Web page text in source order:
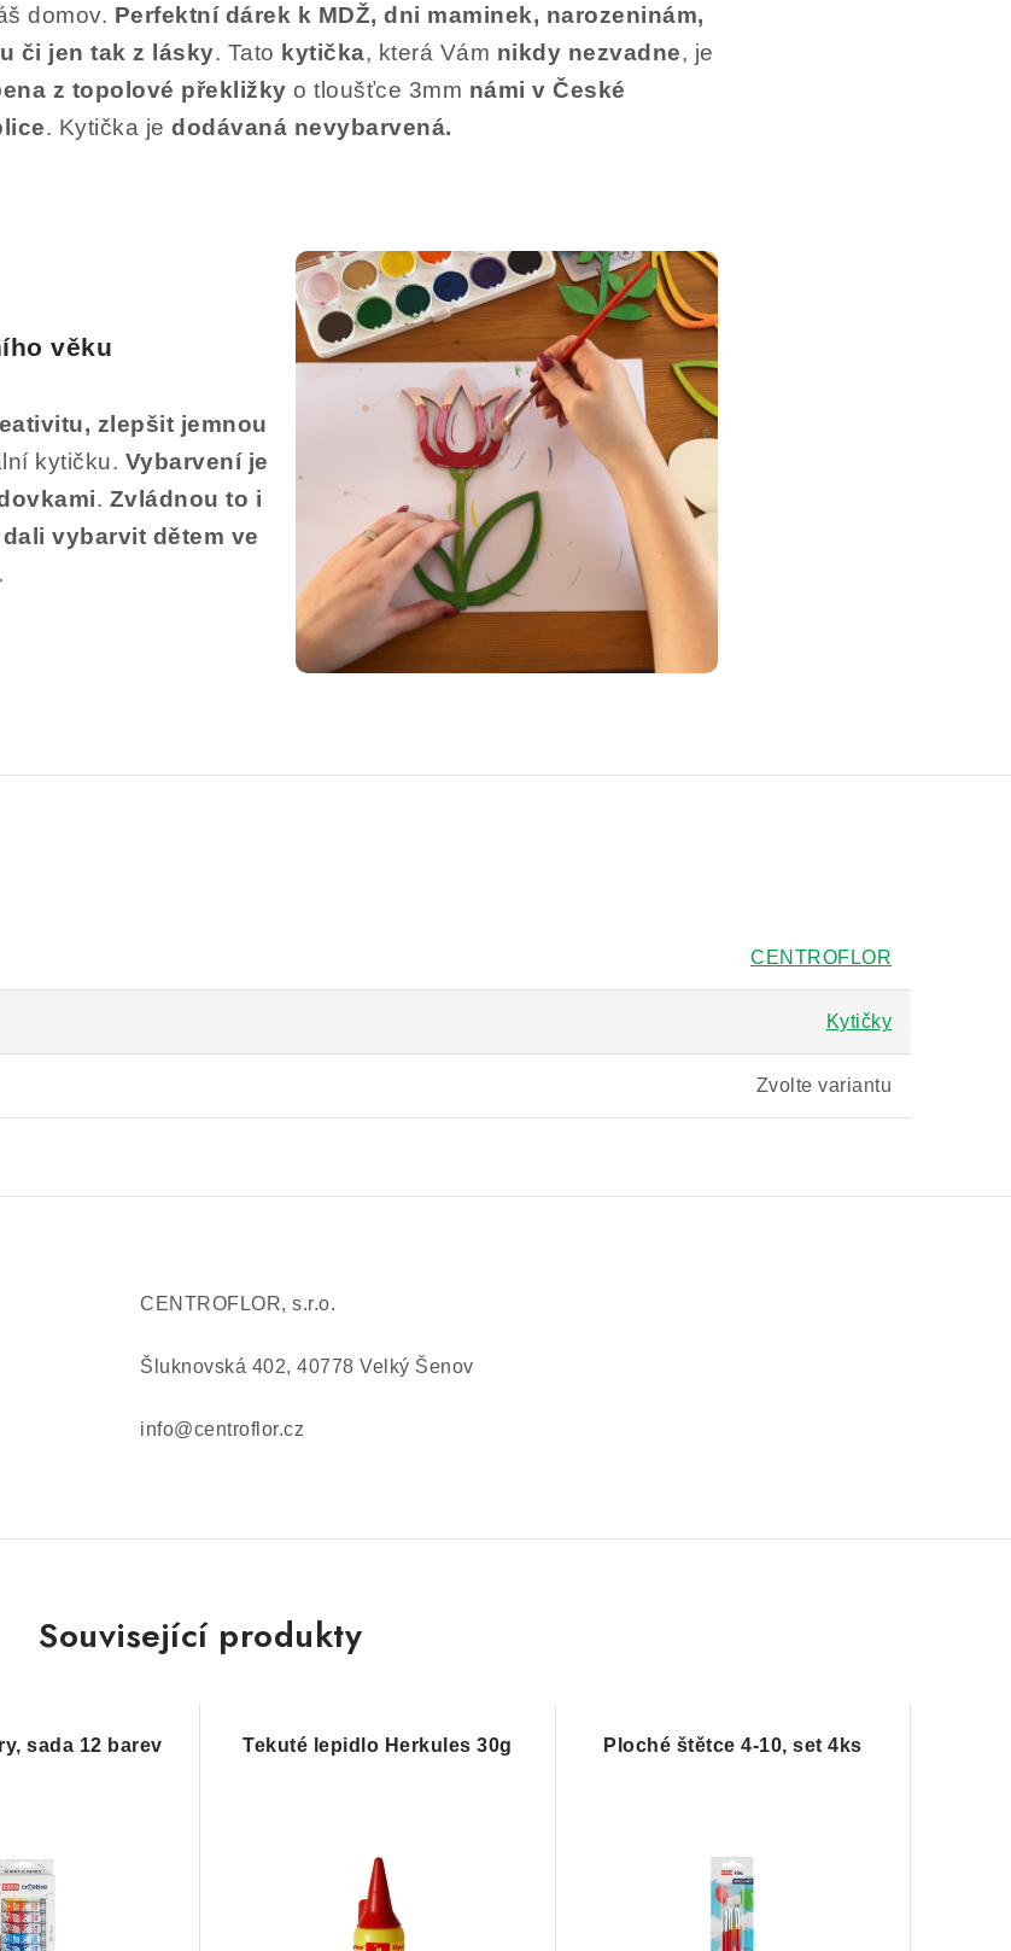
domov. Perfektní dárek k MDŽ, dni maminek, narozeninám,
či jen tak z lásky. Tato kytička, která Vám nikdy nezvadne, je
z topolové překližky o tloušťce 3mm námi v České
. Kytička je dodávaná nevybarvená.
věku
zlepšit jemnou
kytičku. Vybarvení je
. Zvládnou to i
dali vybarvit dětem ve
.
CENTROFLOR
Kytičky
Zvolte variantu
CENTROFLOR, s.r.o.
Šluknovská 402, 40778 Velký Šenov
info@centroflor.cz
Související produkty
sada 12 barev Tekuté lepidlo Herkules 30g Ploché štětce 4-10, set 4ks